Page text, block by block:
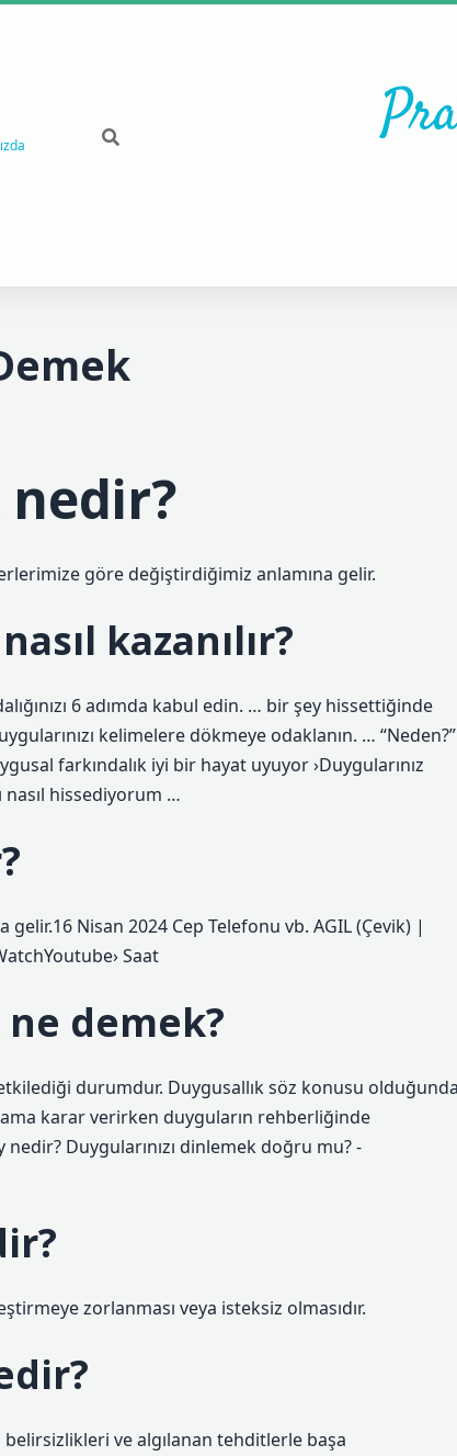
göre değiştirdiğimiz anlamına gelir.
kazanılır?
6 adımda kabul edin. … bir şey hissettiğinde
kelimelere dökmeye odaklanın. … “Neden?”
farkındalık iyi bir hayat uyuyor ›Duygularınız
nasıl hissediyorum …
Nisan 2024 Cep Telefonu vb. AGIL (Çevik) |
Saat
demek?
durumdur. Duygusallık söz konusu
karar verirken duyguların rehberliğinde
Duygularınızı dinlemek doğru mu? -
zorlanması veya isteksiz olmasıdır.
ve algılanan tehditlerle başa